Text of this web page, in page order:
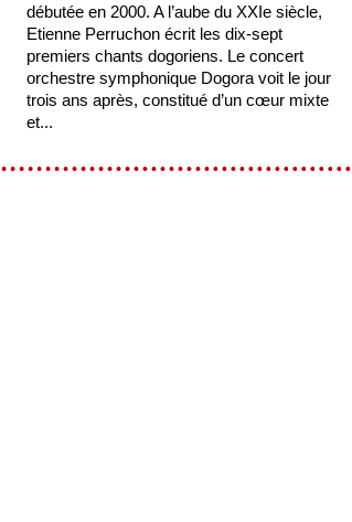
débutée en 2000. A l’aube du XXIe siècle,
Etienne Perruchon écrit les dix-sept
premiers chants dogoriens. Le concert
orchestre symphonique Dogora voit le jour
trois ans après, constitué d’un cœur mixte
et...